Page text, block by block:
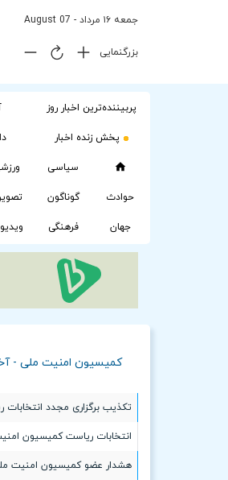
جمعه ۱۶ مرداد - 07 August
بزرگنمایی
پربیننده‌ترین اخبار روز
پخش زنده اخبار
سیاسی
حوادث گوناگون
جهان فرهنگی
کمیسیون امنیت ملی -
تکذیب برگزاری مجدد
انتخابات ریاست کمیسیون
هشدار عضو کمیسیون امنیت